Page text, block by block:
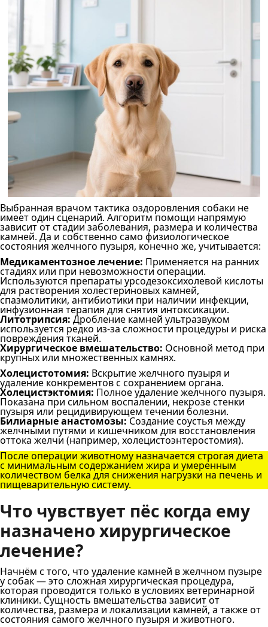
Выбранная врачом тактика оздоровления собаки не
имеет один сценарий. Алгоритм помощи напрямую
зависит от стадии заболевания, размера и количества
камней. Да и собственно само физиологическое
состояния желчного пузыря, конечно же, учитывается:
Медикаментозное лечение: Применяется на ранних
стадиях или при невозможности операции.
Используются препараты урсодезоксихолевой кислоты
для растворения холестериновых камней,
спазмолитики, антибиотики при наличии инфекции,
инфузионная терапия для снятия интоксикации.
Литотрипсия: Дробление камней ультразвуком
используется редко из-за сложности процедуры и риска
повреждения тканей.
Хирургическое вмешательство: Основной метод при
крупных или множественных камнях.
Холецистотомия: Вскрытие желчного пузыря и
удаление конкрементов с сохранением органа.
Холецистэктомия: Полное удаление желчного пузыря.
Показана при сильном воспалении, некрозе стенки
пузыря или рецидивирующем течении болезни.
Билиарные анастомозы:Создание соустья между
желчными путями и кишечником для восстановления
оттока желчи (например, холецистоэнтеростомия).
После операции животному назначается строгая диета
с минимальным содержанием жира и умеренным
количеством белка для снижения нагрузки на печень и
пищеварительную систему.
Что чувствует пёс когда ему
назначено хирургическое
лечение?
Начнём с того, что удаление камней в желчном пузыре
у собак — это сложная хирургическая процедура,
которая проводится только в условиях ветеринарной
клиники. Сущность вмешательства зависит от
количества, размера и локализации камней, а также от
состояния самого желчного пузыря и животного.